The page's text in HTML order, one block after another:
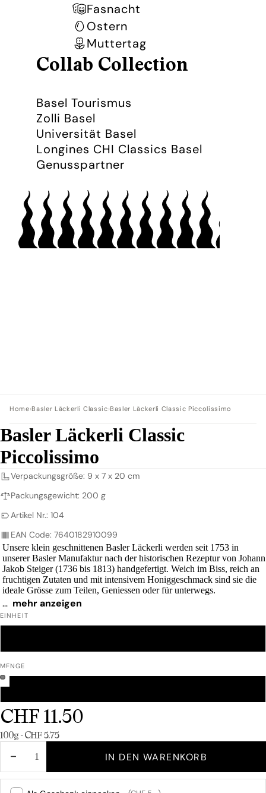
Fasnacht
Ostern
Muttertag
Collab Collection
Basel Tourismus
Zolli Basel
Universität Basel
Longines CHI Classics Basel
Genusspartner
Home›Basler Läckerli Classic›Basler Läckerli Classic Piccolissimo
Basler Läckerli Classic
Piccolissimo
Verpackungsgröße: 9 x 7 x 20 cm
Packungsgewicht: 200 g
Artikel Nr.: 104
EAN Code: 7640182910099
Unsere klein geschnittenen Basler Läckerli werden seit 1753 in
unserer Basler Manufaktur nach der historischen Rezeptur von Johann
Jakob Steiger (1736 bis 1813) handgefertigt. Weich im Biss, reich an
fruchtigen Zutaten und mit intensivem Honiggeschmack sind sie die
ideale Grösse zum Teilen, Geniessen oder für unterwegs.
… mehr anzeigen
Lieferzeit: 1-2 Tage
EINHEIT
MENGE
CHF 11.50
Grundpreis
100g - CHF 5.75
MENGE
IN DEN WARENKORB